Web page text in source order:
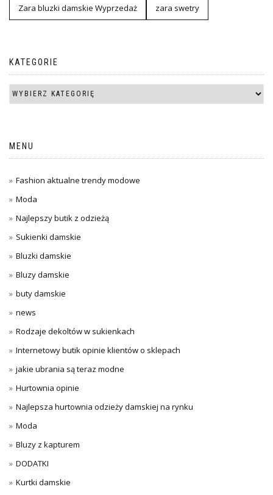
Zara bluzki damskie Wyprzedaż zara swetry
KATEGORIE
MENU
Fashion aktualne trendy modowe
Moda
Najlepszy butik z odzieżą
Sukienki damskie
Bluzki damskie
Bluzy damskie
buty damskie
news
Rodzaje dekoltów w sukienkach
Internetowy butik opinie klientów o sklepach
jakie ubrania są teraz modne
Hurtownia opinie
Najlepsza hurtownia odzieży damskiej na rynku
Moda
Bluzy z kapturem
DODATKI
Kurtki damskie